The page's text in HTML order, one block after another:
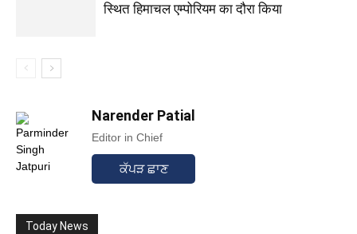
स्थित हिमाचल एम्पोरियम का दौरा किया
Narender Patial
Editor in Chief
ਕੱਪੜ ਛਾਣ
Today News